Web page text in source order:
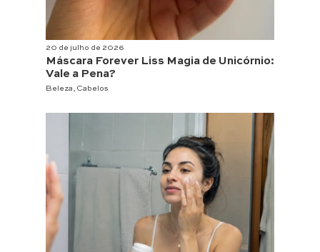
20 de julho de 2026
Máscara Forever Liss Magia de Unicórnio:
Vale a Pena?
Beleza , Cabelos